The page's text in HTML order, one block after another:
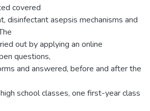
covered
disinfectant asepsis mechanisms and
out by applying an online
questions,
and answered, before and after the
school classes, one first-year class